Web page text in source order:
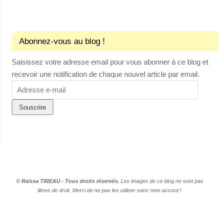
Abonnez-vous au blog !
Saisissez votre adresse email pour vous abonner à ce blog et
recevoir une notification de chaque nouvel article par email.
Adresse
e-
mail
© Raïssa TIREAU - Tous droits réservés. Les images de ce blog ne sont pas
libres de droit. Merci de ne pas les utiliser sans mon accord !